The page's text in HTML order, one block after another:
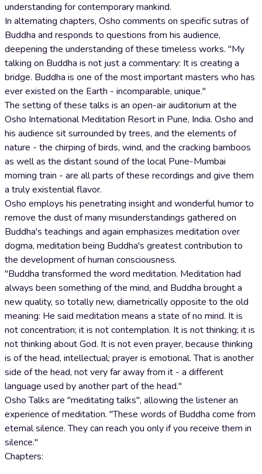
understanding for contemporary mankind.
In alternating chapters, Osho comments on specific sutras of
Buddha and responds to questions from his audience,
deepening the understanding of these timeless works. "My
talking on Buddha is not just a commentary: It is creating a
bridge. Buddha is one of the most important masters who has
ever existed on the Earth - incomparable, unique."
The setting of these talks is an open-air auditorium at the
Osho International Meditation Resort in Pune, India. Osho and
his audience sit surrounded by trees, and the elements of
nature - the chirping of birds, wind, and the cracking bamboos
as well as the distant sound of the local Pune-Mumbai
morning train - are all parts of these recordings and give them
a truly existential flavor.
Osho employs his penetrating insight and wonderful humor to
remove the dust of many misunderstandings gathered on
Buddha's teachings and again emphasizes meditation over
dogma, meditation being Buddha's greatest contribution to
the development of human consciousness.
"Buddha transformed the word meditation. Meditation had
always been something of the mind, and Buddha brought a
new quality, so totally new, diametrically opposite to the old
meaning: He said meditation means a state of no mind. It is
not concentration; it is not contemplation. It is not thinking; it is
not thinking about God. It is not even prayer, because thinking
is of the head, intellectual; prayer is emotional. That is another
side of the head, not very far away from it - a different
language used by another part of the head."
Osho Talks are "meditating talks", allowing the listener an
experience of meditation. "These words of Buddha come from
eternal silence. They can reach you only if you receive them in
silence."
Chapters: